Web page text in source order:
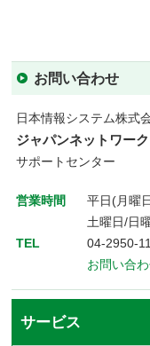
お問い合わせ
日本情報システム株式
ジャパンネットワー
サポートセンター
営業時間
平日(月曜
土曜日/日
TEL
04-2950-
お問い合
サービス